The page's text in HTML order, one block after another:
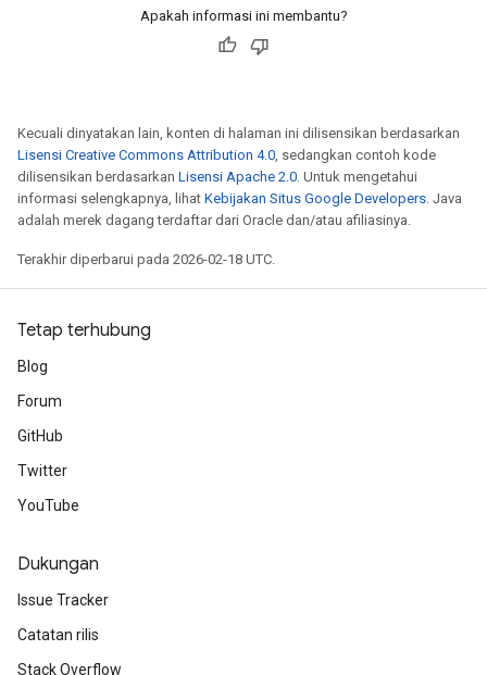
Apakah informasi ini membantu?
Kecuali dinyatakan lain, konten di halaman ini dilisensikan berdasarkan
Lisensi Creative Commons Attribution 4.0, sedangkan contoh kode
dilisensikan berdasarkan Lisensi Apache 2.0. Untuk mengetahui
informasi selengkapnya, lihat Kebijakan Situs Google Developers. Java
adalah merek dagang terdaftar dari Oracle dan/atau afiliasinya.
Terakhir diperbarui pada 2026-02-18 UTC.
Tetap terhubung
Blog
Forum
GitHub
Twitter
YouTube
Dukungan
Issue Tracker
Catatan rilis
Stack Overflow